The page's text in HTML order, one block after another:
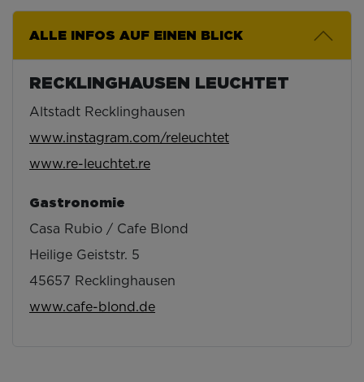
ALLE INFOS AUF EINEN BLICK
RECKLINGHAUSEN LEUCHTET
Altstadt Recklinghausen
www.instagram.com/releuchtet
www.re-leuchtet.re
Gastronomie
Casa Rubio / Cafe Blond
Heilige Geiststr. 5
45657 Recklinghausen
www.cafe-blond.de